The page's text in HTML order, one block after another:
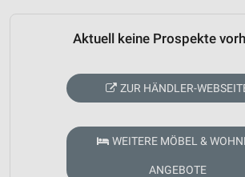
Aktuell keine Prospekte
ZUR HÄNDLER-
WEITERE MÖBEL &
ANGEBOTE